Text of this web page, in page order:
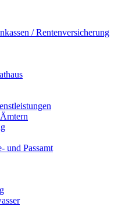
/ Rentenversicherung
und Passamt